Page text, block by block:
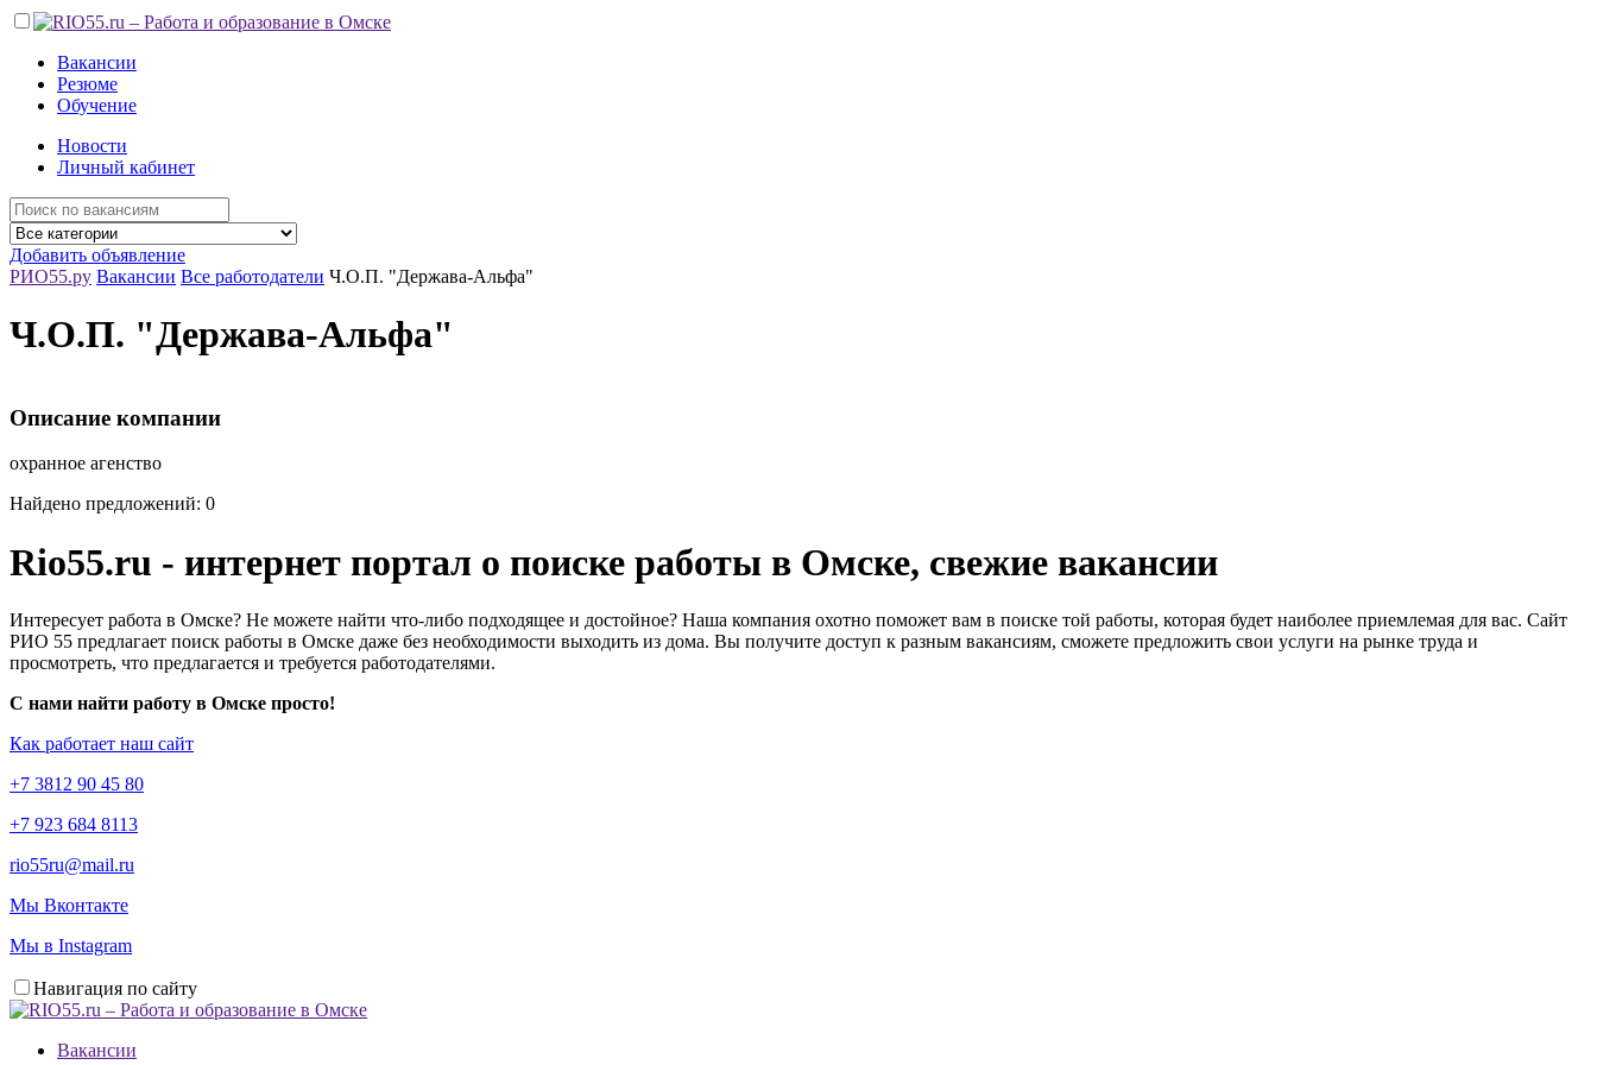
Вакансии
Резюме
Обучение
Новости
Личный кабинет
Добавить объявление
РИО55.ру Вакансии Все работодатели Ч.О.П. "Держава-Альфа"
Ч.О.П. "Держава-Альфа"
Описание компании
охранное агенство
Найдено предложений: 0
Rio55.ru - интернет портал о поиске работы в Омске, свежие вакансии
Интересует работа в Омске? Не можете найти что-либо подходящее и достойное? Наша компания охотно поможет вам в поиске той работы, которая будет наиболее приемлемая для вас. Сайт
РИО 55 предлагает поиск работы в Омске даже без необходимости выходить из дома. Вы получите доступ к разным вакансиям, сможете предложить свои услуги на рынке труда и
просмотреть, что предлагается и требуется работодателями.
С нами найти работу в Омске просто!
Как работает наш сайт
+7 3812 90 45 80
+7 923 684 8113
rio55ru@mail.ru
Мы Вконтакте
Мы в Instagram
Навигация по сайту
Вакансии